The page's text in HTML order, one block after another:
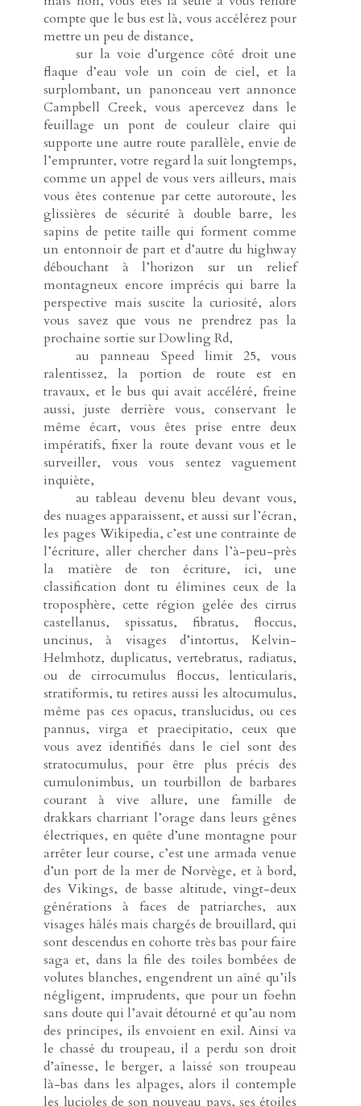
compte que le bus est là, vous accélérez pour
mettre un peu de distance,
-----sur la voie d’urgence côté droit une
flaque d’eau vole un coin de ciel, et la
surplombant, un panonceau vert annonce
Campbell Creek, vous apercevez dans le
feuillage un pont de couleur claire qui
supporte une autre route parallèle, envie de
l’emprunter, votre regard la suit longtemps,
comme un appel de vous vers ailleurs, mais
vous êtes contenue par cette autoroute, les
glissières de sécurité à double barre, les
sapins de petite taille qui forment comme
un entonnoir de part et d’autre du highway
débouchant à l’horizon sur un relief
montagneux encore imprécis qui barre la
perspective mais suscite la curiosité, alors
vous savez que vous ne prendrez pas la
prochaine sortie sur Dowling Rd,
-----au panneau Speed limit 25, vous
ralentissez, la portion de route est en
travaux, et le bus qui avait accéléré, freine
aussi, juste derrière vous, conservant le
même écart, vous êtes prise entre deux
impératifs, fixer la route devant vous et le
surveiller, vous vous sentez vaguement
inquiète,
-----au tableau devenu bleu devant vous,
des nuages apparaissent, et aussi sur l’écran,
les pages Wikipedia, c’est une contrainte de
l’écriture, aller chercher dans l’à-peu-près
la matière de ton écriture, ici, une
classification dont tu élimines ceux de la
troposphère, cette région gelée des cirrus
castellanus, spissatus, fibratus, floccus,
uncinus, à visages d’intortus, Kelvin-
Helmhotz, duplicatus, vertebratus, radiatus,
ou de cirrocumulus floccus, lenticularis,
stratiformis, tu retires aussi les altocumulus,
même pas ces opacus, translucidus, ou ces
pannus, virga et praecipitatio, ceux que
vous avez identifiés dans le ciel sont des
stratocumulus, pour être plus précis des
cumulonimbus, un tourbillon de barbares
courant à vive allure, une famille de
drakkars charriant l’orage dans leurs gênes
électriques, en quête d’une montagne pour
arrêter leur course, c’est une armada venue
d’un port de la mer de Norvège, et à bord,
des Vikings, de basse altitude, vingt-deux
générations à faces de patriarches, aux
visages hâlés mais chargés de brouillard, qui
sont descendus en cohorte très bas pour faire
saga et, dans la file des toiles bombées de
volutes blanches, engendrent un aîné qu’ils
négligent, imprudents, que pour un foehn
sans doute qui l’avait détourné et qu’au nom
des principes, ils envoient en exil. Ainsi va
le chassé du troupeau, il a perdu son droit
d’aînesse, le berger, a laissé son troupeau
là-bas dans les alpages, alors il contemple
les lucioles de son nouveau pays, ses étoiles